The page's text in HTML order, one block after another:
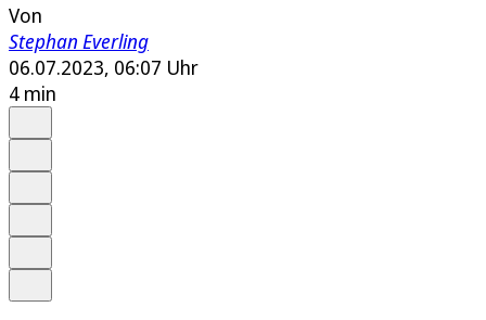
Von
Stephan Everling
06.07.2023, 06:07 Uhr
4 min